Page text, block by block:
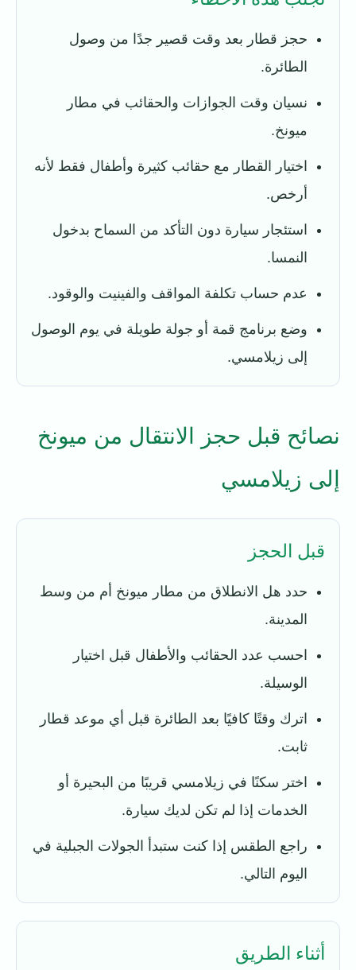
حجز قطار بعد وقت قصير جدًا من وصول
الطائرة.
نسيان وقت الجوازات والحقائب في مطار
ميونخ.
اختيار القطار مع حقائب كثيرة وأطفال فقط لأنه
أرخص.
استئجار سيارة دون التأكد من السماح بدخول
النمسا.
عدم حساب تكلفة المواقف والفينيت والوقود.
وضع برنامج قمة أو جولة طويلة في يوم الوصول
إلى زيلامسي.
نصائح قبل حجز الانتقال من ميونخ
إلى زيلامسي
قبل الحجز
حدد هل الانطلاق من مطار ميونخ أم من وسط
المدينة.
احسب عدد الحقائب والأطفال قبل اختيار
الوسيلة.
اترك وقتًا كافيًا بعد الطائرة قبل أي موعد قطار
ثابت.
اختر سكنًا في زيلامسي قريبًا من البحيرة أو
الخدمات إذا لم تكن لديك سيارة.
راجع الطقس إذا كنت ستبدأ الجولات الجبلية في
اليوم التالي.
أثناء الطريق